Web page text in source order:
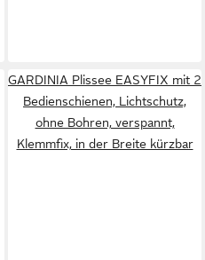
GARDINIA Plissee EASYFIX mit 2
Bedienschienen, Lichtschutz,
ohne Bohren, verspannt,
Klemmfix, in der Breite kürzbar